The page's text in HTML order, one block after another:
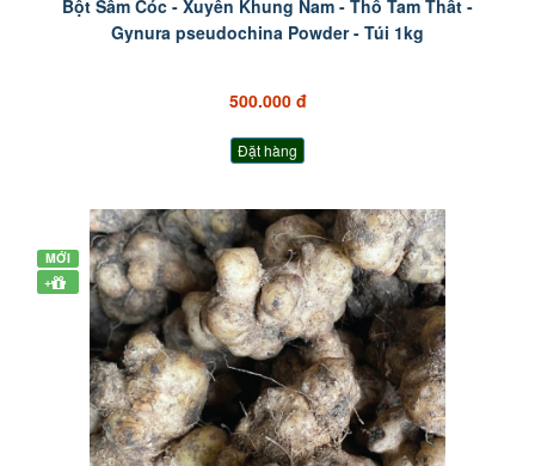
Bột Sâm Cóc - Xuyên Khung Nam - Thổ Tam Thất -
Gynura pseudochina Powder - Túi 1kg
500.000 đ
Đặt hàng
MỚI
+